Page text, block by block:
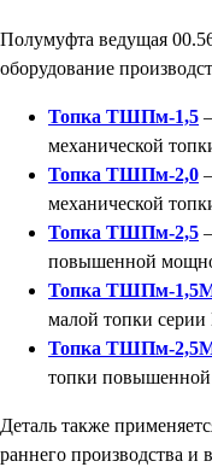
Полумуфта ведущая
оборудование
Топка ТШПм-1,5
механической
Топка ТШПм-2,0
механической
Топка ТШПм-2,5
повышенной
Топка ТШПм-
малой топки
Топка ТШПм-
топки
Деталь также
раннего производства и